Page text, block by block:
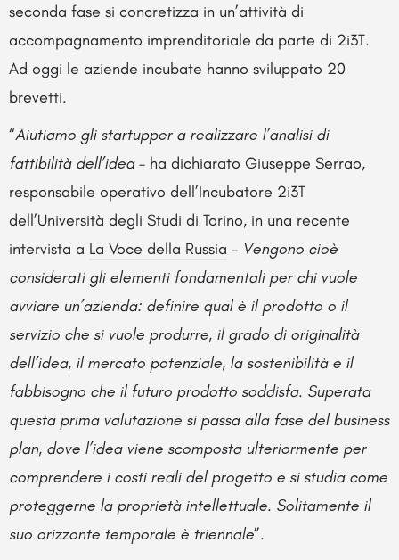
seconda fase si concretizza in un’attività di
accompagnamento imprenditoriale da parte di 2i3T.
Ad oggi le aziende incubate hanno sviluppato 20
brevetti.
“Aiutiamo gli startupper a realizzare l’analisi di
fattibilità dell’idea– ha dichiarato Giuseppe Serrao,
responsabile operativo dell’Incubatore 2i3T
dell’Università degli Studi di Torino, in una recente
intervista a La Voce della Russia – Vengono cioè
considerati gli elementi fondamentali per chi vuole
avviare un’azienda: definire qual è il prodotto o il
servizio che si vuole produrre, il grado di originalità
dell’idea, il mercato potenziale, la sostenibilità e il
fabbisogno che il futuro prodotto soddisfa. Superata
questa prima valutazione si passa alla fase del business
plan, dove l’idea viene scomposta ulteriormente per
comprendere i costi reali del progetto e si studia come
proteggerne la proprietà intellettuale. Solitamente il
suo orizzonte temporale è triennale”.